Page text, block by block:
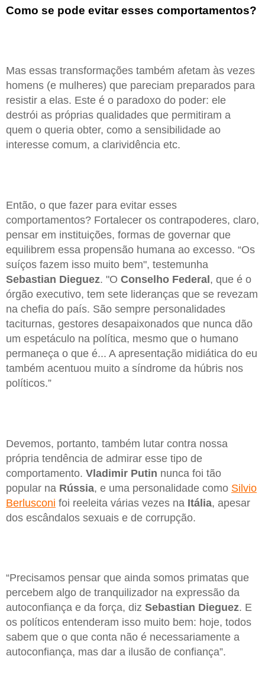
Como se pode evitar esses comportamentos?
Mas essas transformações também afetam às vezes
homens (e mulheres) que pareciam preparados para
resistir a elas. Este é o paradoxo do poder: ele
destrói as próprias qualidades que permitiram a
quem o queria obter, como a sensibilidade ao
interesse comum, a clarividência etc.
Então, o que fazer para evitar esses
comportamentos? Fortalecer os contrapoderes, claro,
pensar em instituições, formas de governar que
equilibrem essa propensão humana ao excesso. “Os
suíços fazem isso muito bem", testemunha
Sebastian Dieguez. "O Conselho Federal, que é o
órgão executivo, tem sete lideranças que se revezam
na chefia do país. São sempre personalidades
taciturnas, gestores desapaixonados que nunca dão
um espetáculo na política, mesmo que o humano
permaneça o que é... A apresentação midiática do eu
também acentuou muito a síndrome da húbris nos
políticos.”
Devemos, portanto, também lutar contra nossa
própria tendência de admirar esse tipo de
comportamento. Vladimir Putin nunca foi tão
popular na Rússia, e uma personalidade como Silvio
Berlusconi foi reeleita várias vezes na Itália, apesar
dos escândalos sexuais e de corrupção.
“Precisamos pensar que ainda somos primatas que
percebem algo de tranquilizador na expressão da
autoconfiança e da força, diz Sebastian Dieguez. E
os políticos entenderam isso muito bem: hoje, todos
sabem que o que conta não é necessariamente a
autoconfiança, mas dar a ilusão de confiança”.